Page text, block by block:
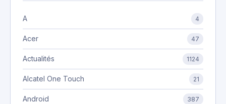
A 4
Acer 47
Actualités 1124
Alcatel One Touch 21
Android 387